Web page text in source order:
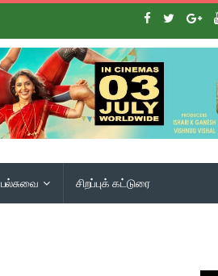
பல்சுவை சிறப்புக் கட்டுரை